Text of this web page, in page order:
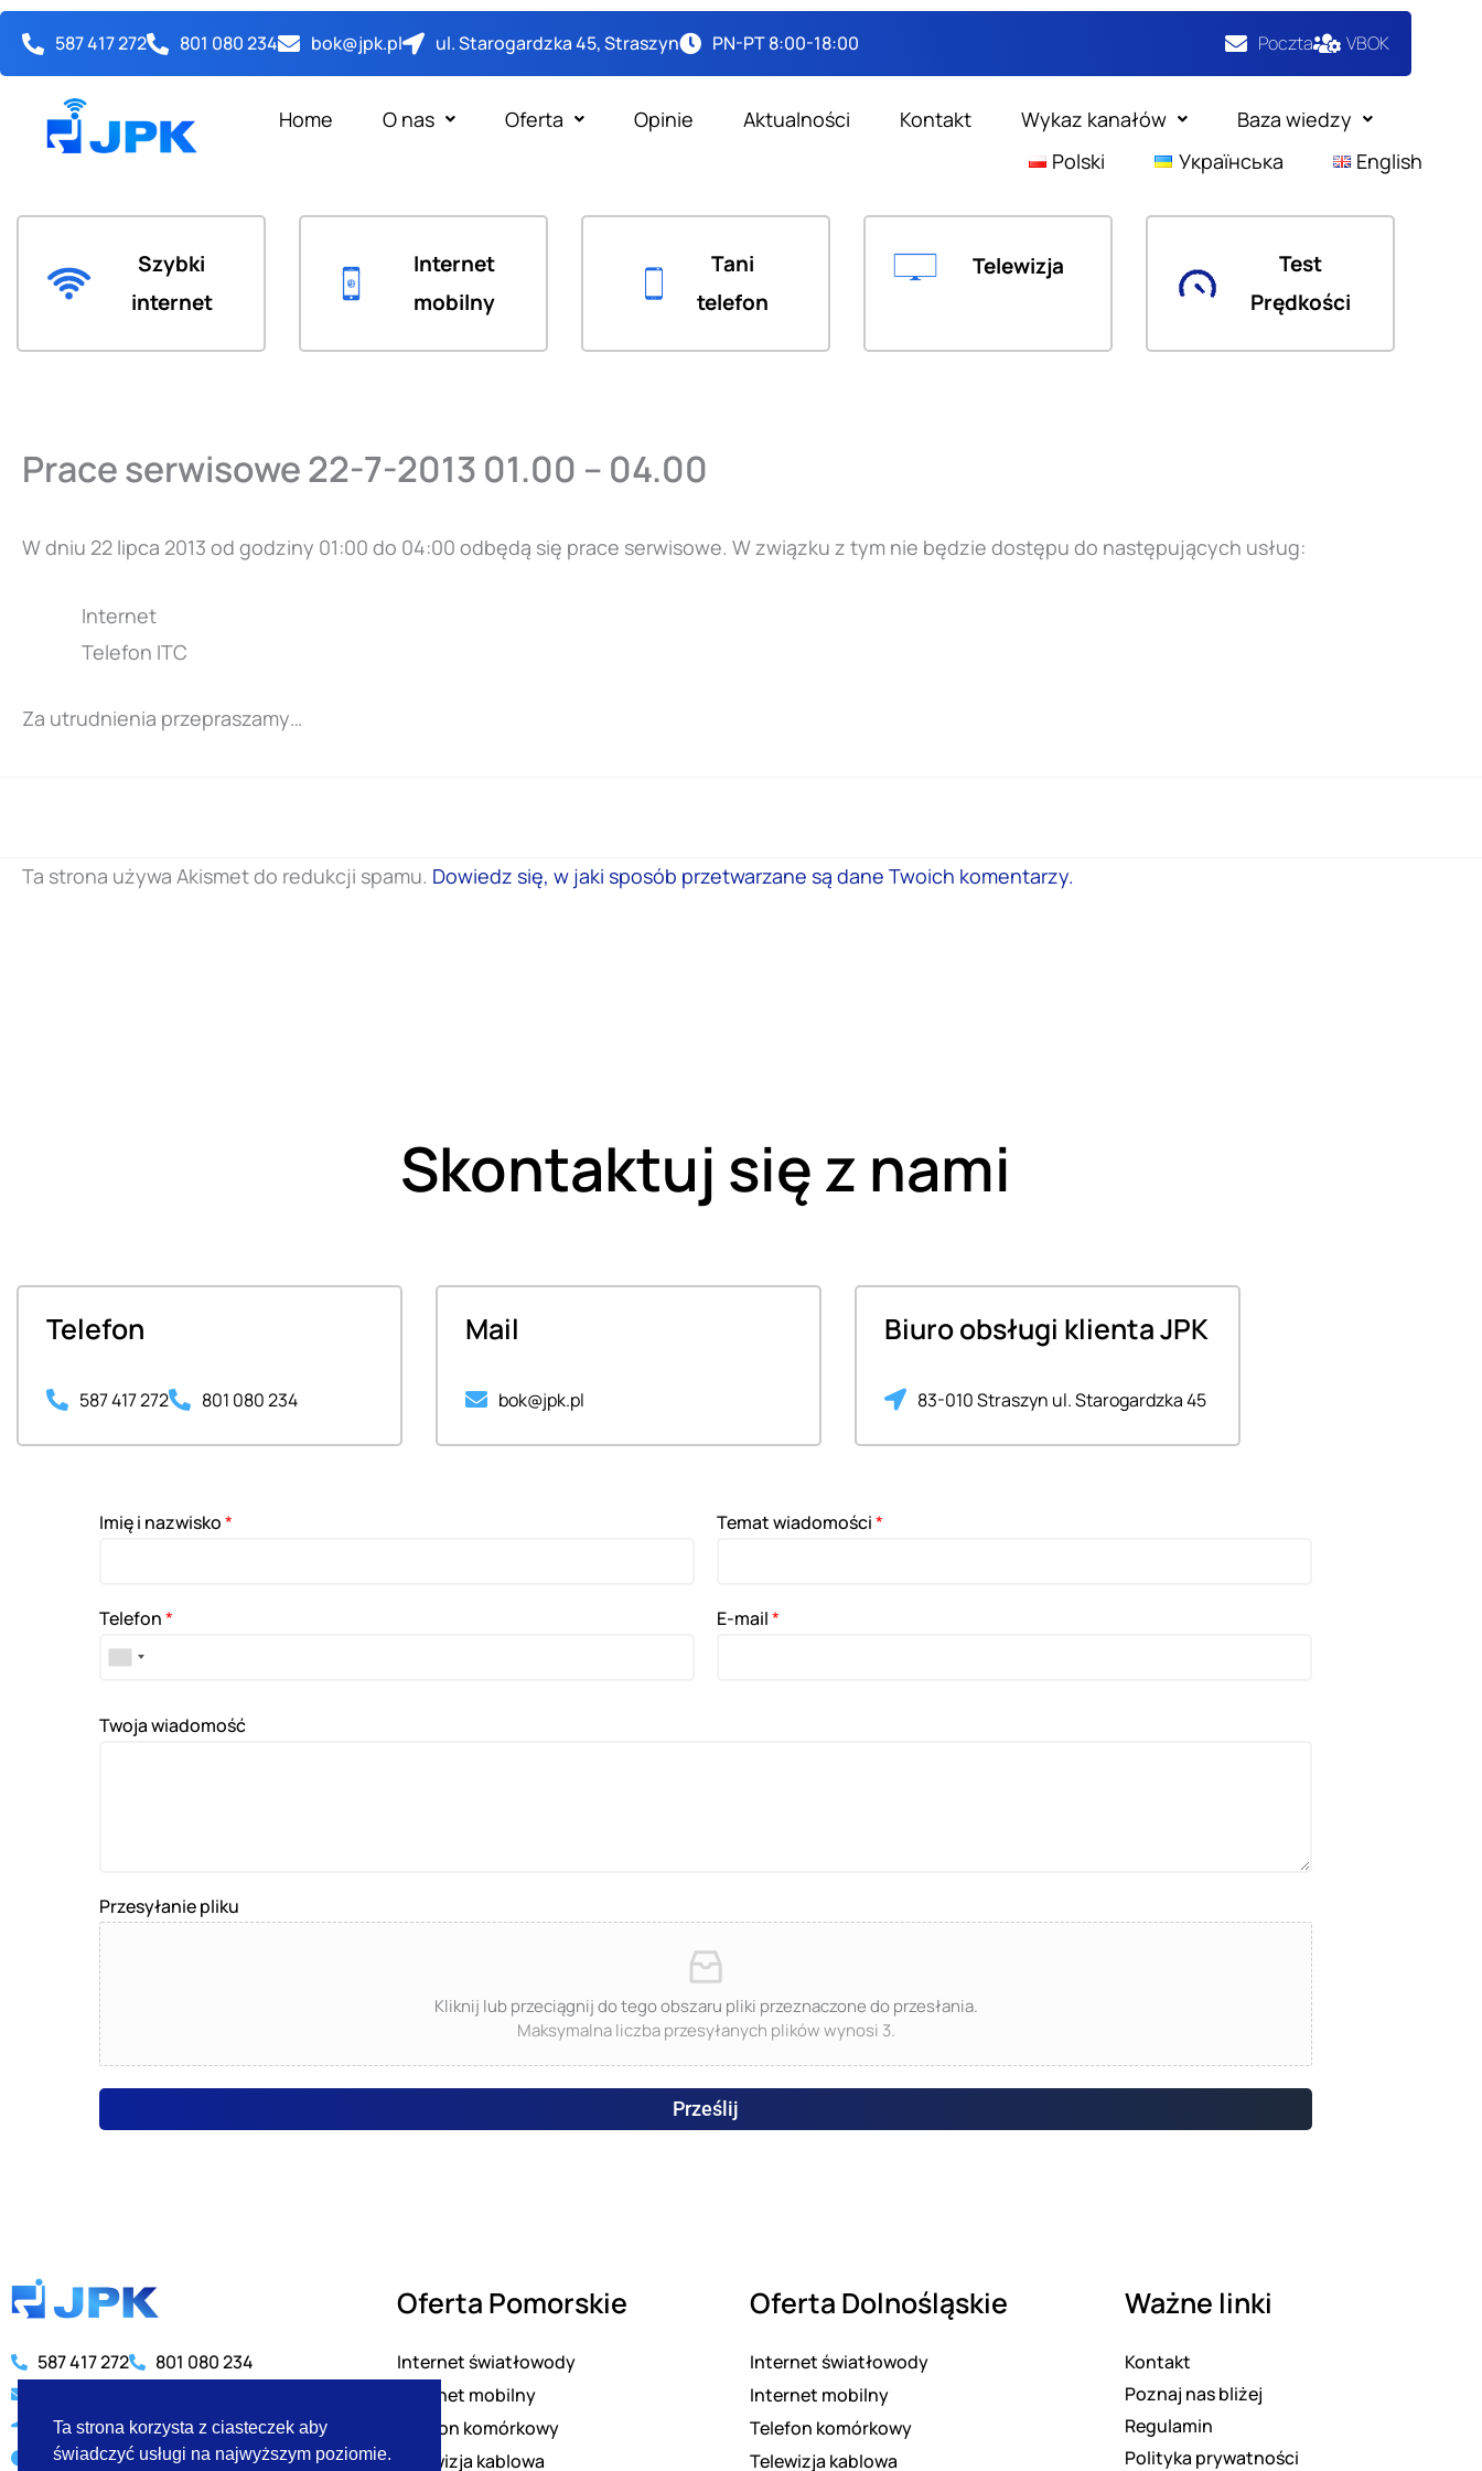
Przejdź
587 417 272 801 080 234 bok@jpk.pl ul. Starogardzka 45, Straszyn PN-PT 8:00-18:00 Poczta VBOK
Home O nas Oferta Opinie Aktualności Kontakt Wykaz kanałów
Baza wiedzy
Polski
Українська English
Szybki
internet
Internet
mobilny
Tani
telefon
Telewizja
Test
Prędkości
Prace serwisowe 22-7-2013 01.00 – 04.00
W dniu 22 lipca 2013 od godziny 01:00 do 04:00 odbędą się prace serwisowe. W związku z tym nie będzie dostępu do następujących usług:
Internet
Telefon ITC
Za utrudnienia przepraszamy…
Ta strona używa Akismet do redukcji spamu. Dowiedz się, w jaki sposób przetwarzane są dane Twoich komentarzy.
Skontaktuj się z nami
Telefon
587 417 272 801 080 234
Mail
bok@jpk.pl
Biuro obsługi klienta JPK
83-010 Straszyn ul. Starogardzka 45
Imię i nazwisko*
Telefon*
Temat wiadomości*
E-mail*
Twoja wiadomość
Przesyłanie pliku
Kliknij lub przeciągnij do tego obszaru pliki przeznaczone do przesłania.
Maksymalna liczba przesyłanych plików wynosi 3.
Prześlij
587 417 272
801 080 234
ul. Starogardzka 45, Straszyn
PN-PT 8:00-18:00
Oferta Pomorskie
Internet światłowody
Internet mobilny
Telefon komórkowy
Telewizja kablowa
Oferta Dolnośląskie
Internet światłowody
Internet mobilny
Telefon komórkowy
Telewizja kablowa
Ważne linki
Kontakt
Poznaj nas bliżej
Regulamin
Polityka prywatności
Ta strona korzysta z ciasteczek aby
świadczyć usługi na najwyższym poziomie.